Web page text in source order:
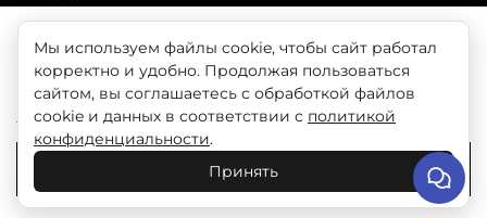
В корзину
Справочник
© 2025 Любое использование контента без письменного
разрешения запрещено
Продолжая использовать наш сайт, вы даете согласие
на обработку файлов cookie, которые обеспечивают
правильную работу сайта и соглашаетесь с нашей
Политикой безопасности
Понятно
Мы используем файлы cookie, чтобы сайт работал
корректно и удобно. Продолжая пользоваться
сайтом, вы соглашаетесь с обработкой файлов
cookie и данных в соответствии с политикой
конфиденциальности.
Принять